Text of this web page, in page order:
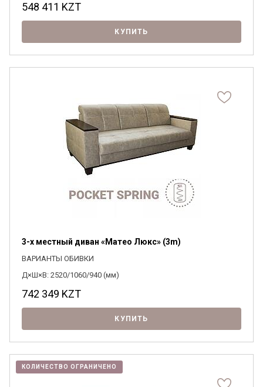
548 411 KZT
КУПИТЬ
3-х местный диван «Матео Люкс» (3m)
ВАРИАНТЫ ОБИВКИ
Д×Ш×В: 2520/1060/940 (мм)
742 349 KZT
КУПИТЬ
КОЛИЧЕСТВО ОГРАНИЧЕНО